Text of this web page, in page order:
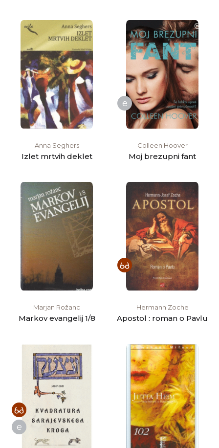
Anna Seghers
Izlet mrtvih deklet
e
Colleen Hoover
Moj brezupni fant
Marjan Rožanc
Markov evangelij 1/8
Hermann Zoche
Apostol : roman o Pavlu
e